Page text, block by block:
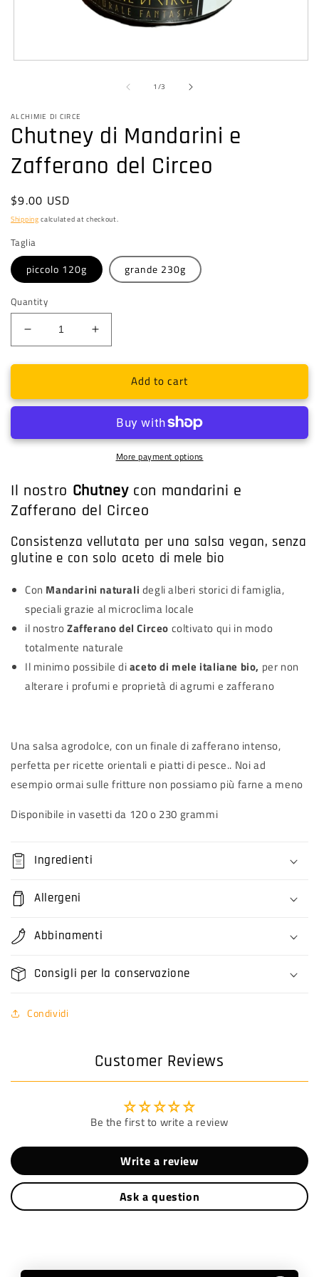
1 /of
3
ALCHIMIE DI CIRCE
Chutney di Mandarini e
Zafferano del Circeo
Regular
price
$9.00 USD
Shipping calculated at checkout.
Taglia
piccolo 120g grande 230g
Quantity
Decrease
quantity
for
Mandarini
Zafferano
Increase
quantity
for
Chutney
Mandarini
Zafferano
Add to cart
More payment options
Il nostro Chutneycon mandarini e
Zafferano del Circeo
Consistenza vellutata per una salsa vegan, senza
glutine e con solo aceto di mele bio
Con Mandarini naturali degli alberi storici di famiglia,
speciali grazie al microclima locale
il nostroZafferano del Circeo coltivato qui in modo
totalmente naturale
Il minimo possibile diaceto di mele italiane bio, per non
alterare i profumi e proprietà di agrumi e zafferano
Una salsa agrodolce, con un finale di zafferano intenso,
perfetta per ricette orientali e piatti di pesce.. Noi ad
esempio ormai sulle fritture non possiamo più farne a meno
Disponibile in vasetti da 120 o 230 grammi
Ingredienti
Allergeni
Abbinamenti
Consigli per la conservazione
Condividi
Customer Reviews
Be the first to write a review
Write a review
Ask a question